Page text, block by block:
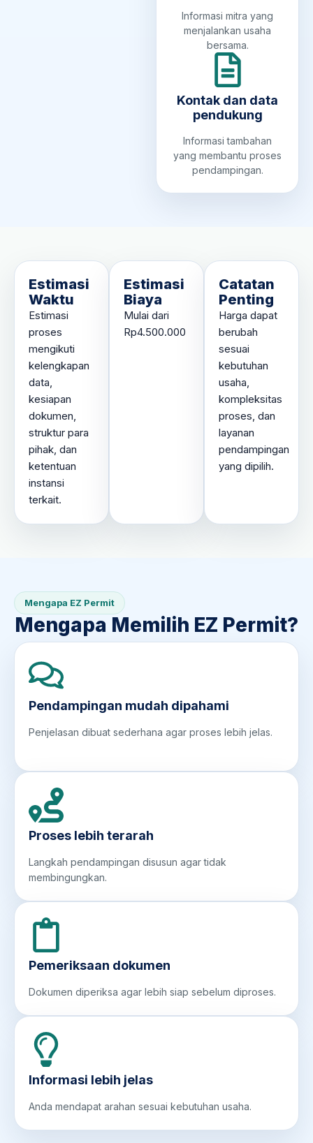
Informasi mitra yang
menjalankan usaha
bersama.
Kontak dan data
pendukung
Informasi tambahan
yang membantu proses
pendampingan.
Estimasi
Waktu
Estimasi
proses
mengikuti
kelengkapan
data,
kesiapan
dokumen,
struktur para
pihak, dan
ketentuan
instansi
terkait.
Estimasi
Biaya
Mulai dari
Rp4.500.000
Catatan
Penting
Harga dapat
berubah
sesuai
kebutuhan
usaha,
kompleksitas
proses, dan
layanan
pendampingan
yang dipilih.
Mengapa EZ Permit
Mengapa Memilih EZ Permit?
Pendampingan mudah dipahami
Penjelasan dibuat sederhana agar proses lebih jelas.
Proses lebih terarah
Langkah pendampingan disusun agar tidak
membingungkan.
Pemeriksaan dokumen
Dokumen diperiksa agar lebih siap sebelum diproses.
Informasi lebih jelas
Anda mendapat arahan sesuai kebutuhan usaha.